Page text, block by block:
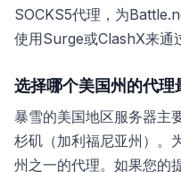
SOCKS5代理，为
使用Surge或ClashX来通
选择哪个美国州的代理
暴雪的美国地区服务器主
杉矶（加利福尼亚州）。
州之一的代理。如果您